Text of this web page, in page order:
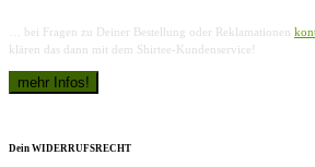
… bei Fragen zu Deiner Bestellung oder Reklamationen
klären das dann mit dem Shirtee-Kundenservice!
Dein WIDERRUFSRECHT